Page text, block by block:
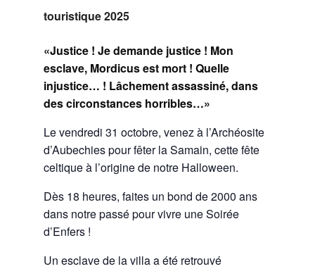
touristique 2025
«Justice ! Je demande justice ! Mon
esclave, Mordicus est mort ! Quelle
injustice… ! Lâchement assassiné, dans
des circonstances horribles…»
Le vendredi 31 octobre, venez à l’Archéosite
d’Aubechies pour fêter la Samain, cette fête
celtique à l’origine de notre Halloween.
Dès 18 heures, faites un bond de 2000 ans
dans notre passé pour vivre une Soirée
d’Enfers !
Un esclave de la villa a été retrouvé